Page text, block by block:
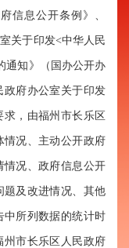
信息公开条例》、
关于印发<中华人民
通知》（国办公开办
政府办公室关于印发
求，由福州市长乐区
情况、主动公开政府
情况、政府信息公开
题及改进情况、其他
中所列数据的统计时
州市长乐区人民政府